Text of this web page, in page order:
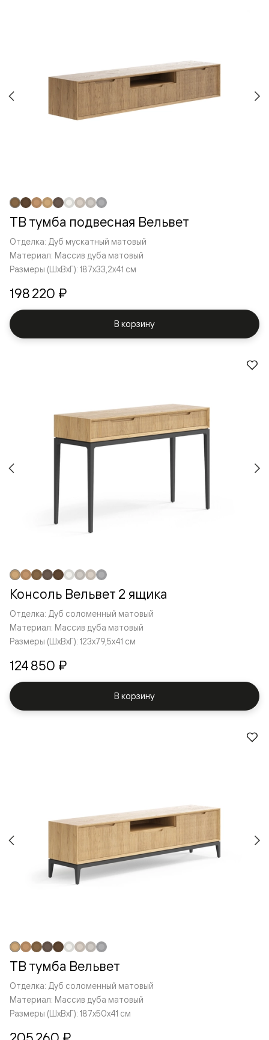
ТВ тумба подвесная Вельвет
Отделка: Дуб мускатный матовый
Материал: Массив дуба матовый
Размеры (ШxВxГ): 187x33,2x41 см
198 220 ₽
В корзину
Консоль Вельвет 2 ящика
Отделка: Дуб соломенный матовый
Материал: Массив дуба матовый
Размеры (ШxВxГ): 123x79,5x41 см
124 850 ₽
В корзину
ТВ тумба Вельвет
Отделка: Дуб соломенный матовый
Материал: Массив дуба матовый
Размеры (ШxВxГ): 187x50x41 см